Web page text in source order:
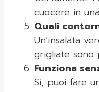
cuocere in
Quali
Un’insalata
grigliate
Funziona
Sì, puoi fare